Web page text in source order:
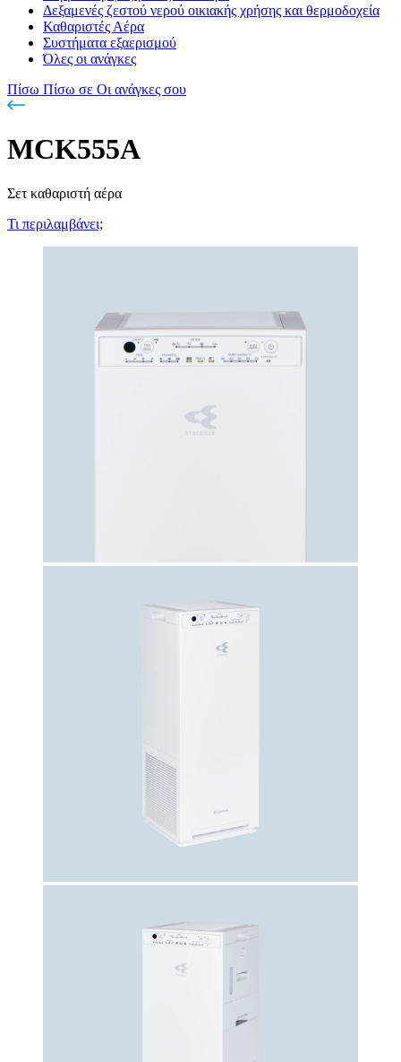
Δεξαμενές ζεστού νερού οικιακής χρήσης και θερμοδοχεία
Καθαριστές Αέρα
Συστήματα εξαερισμού
Όλες οι ανάγκες
Πίσω Πίσω σε Οι ανάγκες σου
MCK555A
Σετ καθαριστή αέρα
Τι περιλαμβάνει;